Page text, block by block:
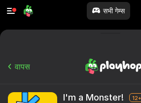
सभी गेम्स
वापस
I'm a Monster! 12+